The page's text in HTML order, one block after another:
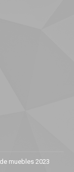
muebles 2023